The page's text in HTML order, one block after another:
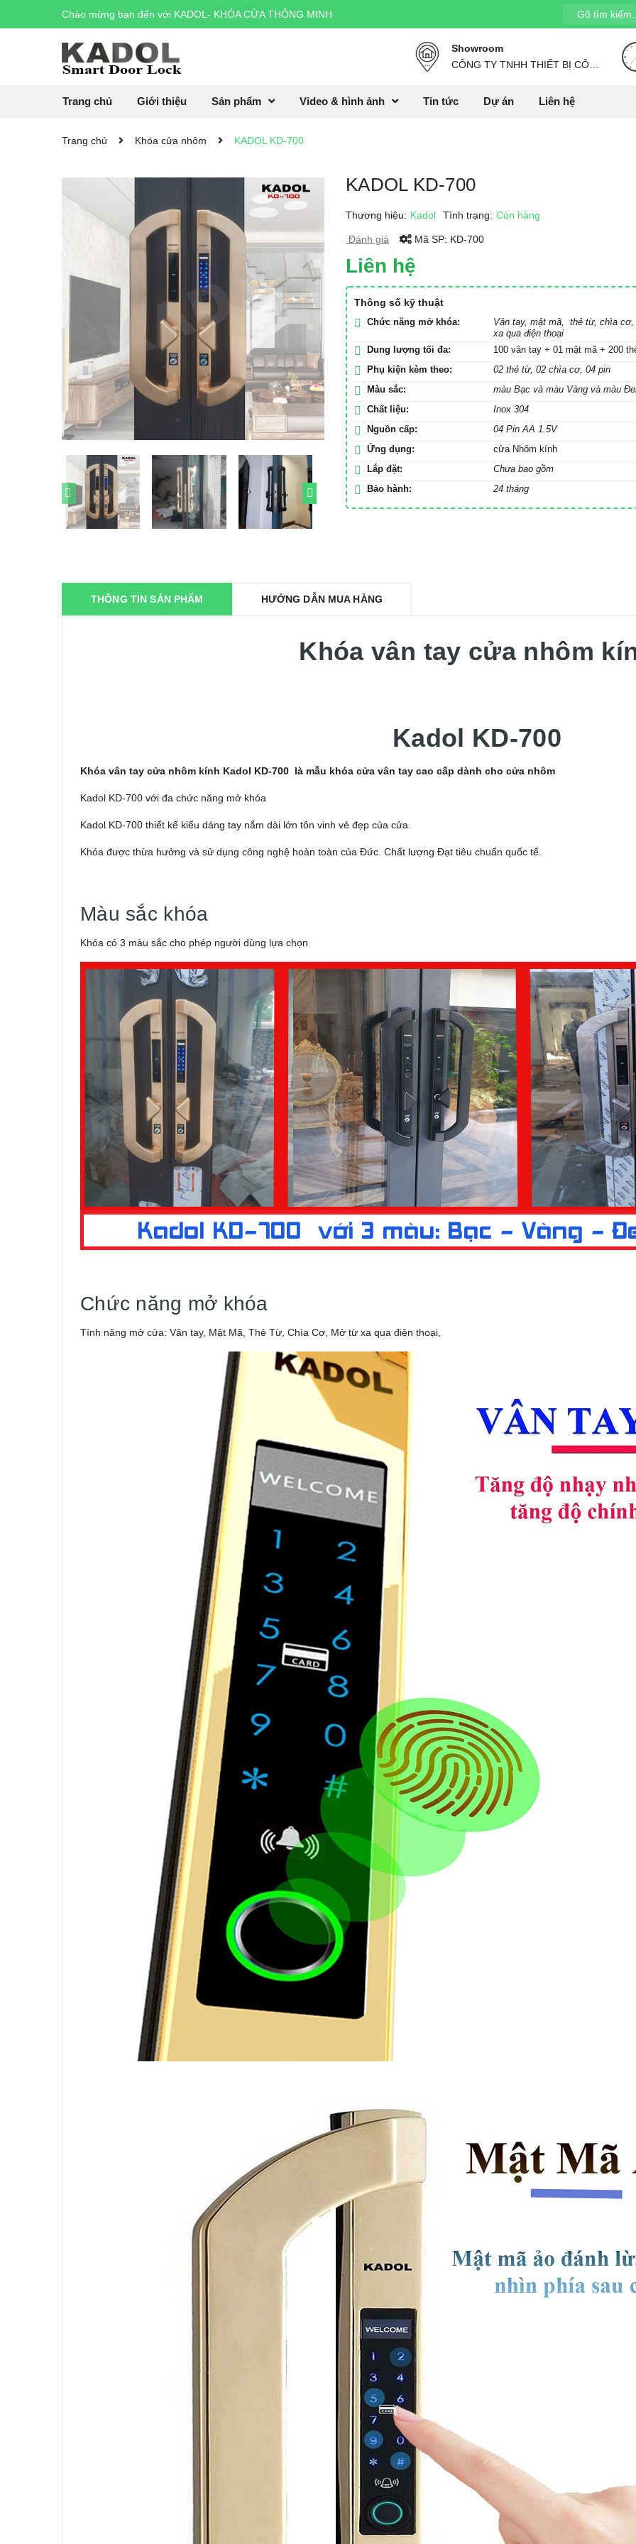
Chào mừng bạn đến với KADOL- KHÓA CỬA THÔNG MINH
Showroom
Trang chủ Giới thiệu Sản phẩm Video & hình ảnh Tin tức Dự án Liên hệ
Trang chủ Khóa cửa nhôm KADOL KD-700
KADOL KD-700
Thương hiệu: Kadol Tình trạng: Còn hàng
Đánh giá Mã SP: KD-700
Liên hệ
Thông số kỹ thuật
Chức năng mở khóa:
Vân tay, mật mã, thẻ từ, chìa
xa qua điện thoại
Dung lượng tối đa:
100 vân tay + 01 mật mã + 200
Phụ kiện kèm theo:
02 thẻ từ, 02 chìa cơ, 04 pin
Màu sắc:
màu Bạc và màu Vàng và màu
Chất liệu:
Inox 304
Nguồn cấp:
04 Pin AA 1.5V
Ứng dụng:
cửa Nhôm kính
Lắp đặt:
Chưa bao gồm
Bảo hành:
24 tháng
THÔNG TIN SẢN PHẨM HƯỚNG DẪN MUA HÀNG
Khóa vân tay cửa nhôm
Kadol KD-700
Khóa vân tay cửa nhôm kính Kadol KD-700 là mẫu khóa cửa vân tay cao cấp dành cho cửa nhôm
Kadol KD-700 với đa chức năng mở khóa
Kadol KD-700 thiết kế kiểu dáng tay nắm dài lớn tôn vinh vẻ đẹp của cửa.
Khóa được thừa hưởng và sử dụng công nghệ hoàn toàn của Đức. Chất lượng Đạt tiêu chuẩn quốc tế.
Màu sắc khóa
Khóa có 3 màu sắc cho phép người dùng lựa chọn
Chức năng mở khóa
Tính năng mở cửa: Vân tay, Mật Mã, Thẻ Từ, Chìa Cơ, Mở từ xa qua điện thoại,